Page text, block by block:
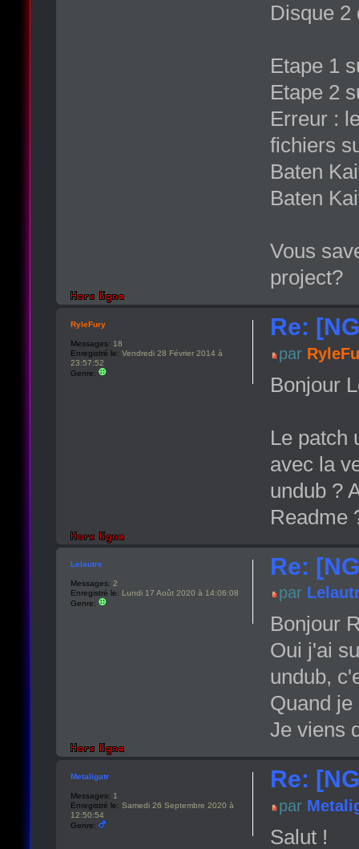
Disque 2
Etape 1
Etape 2
Erreur :
fichiers
Baten
Baten
Vous
project?
Re:
par
Bonjour
Le patch
avec la
undub ?
Readme
RyleFury
Messages: 18
Enregistré le: Vendredi 28 Février 2014 à
23:57:52
Genre:
Re:
par
Bonjour
Oui j'ai
undub,
Quand
Je viens
Lelautre
Messages: 2
Enregistré le: Lundi 17 Août 2020 à 14:06:08
Genre:
Re:
par
Salut !
Metaligatr
Messages: 1
Enregistré le: Samedi 26 Septembre 2020 à
12:50:54
Genre: